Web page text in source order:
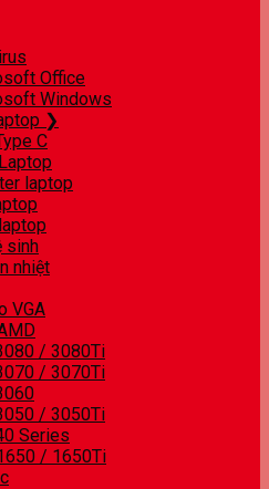
Office
Windows
❯
C
laptop
sinh
nhiệt
VGA
/ 3080Ti
/ 3070Ti
/ 3050Ti
Series
/ 1650Ti